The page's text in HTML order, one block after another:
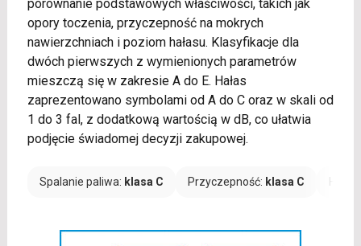
porównanie podstawowych właściwości, takich jak
opory toczenia, przyczepność na mokrych
nawierzchniach i poziom hałasu. Klasyfikacje dla
dwóch pierwszych z wymienionych parametrów
mieszczą się w zakresie A do E. Hałas
zaprezentowano symbolami od A do C oraz w skali od
1 do 3 fal, z dodatkową wartością w dB, co ułatwia
podjęcie świadomej decyzji zakupowej.
Spalanie paliwa: klasa C Przyczepność: klasa C